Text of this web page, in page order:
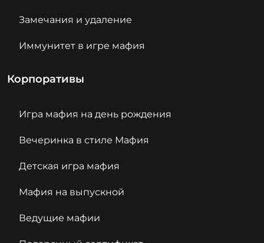
Замечания и удаление
Иммунитет в игре мафия
Корпоративы
Игра мафия на день рождения
Вечеринка в стиле Мафия
Детская игра мафия
Мафия на выпускной
Ведущие мафии